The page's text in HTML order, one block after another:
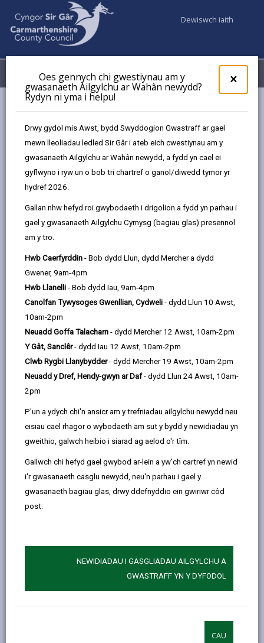
×
Oes gennych chi gwestiynau am y
gwasanaeth Ailgylchu ar Wahân newydd?
Rydyn ni yma i helpu!
Drwy gydol mis Awst, bydd Swyddogion Gwastraff ar gael
mewn lleoliadau ledled Sir Gâr i ateb eich cwestiynau am y
gwasanaeth Ailgylchu ar Wahân newydd, a fydd yn cael ei
gyflwyno i ryw un o bob tri chartref o ganol/diwedd tymor yr
hydref 2026.
Gallan nhw hefyd roi gwybodaeth i drigolion a fydd yn parhau i
gael y gwasanaeth Ailgylchu Cymysg (bagiau glas) presennol
am y tro.
Hwb Caerfyrddin - Bob dydd Llun, dydd Mercher a dydd
Gwener, 9am-4pm
Hwb Llanelli - Bob dydd Iau, 9am-4pm
Canolfan Tywysoges Gwenllian, Cydweli - dydd Llun 10 Awst,
10am-2pm
Neuadd Goffa Talacharn - dydd Mercher 12 Awst, 10am-2pm
Y Gât, Sanclêr- dydd Iau 12 Awst, 10am-2pm
Clwb Rygbi Llanybydder- dydd Mercher 19 Awst, 10am-2pm
Neuadd y Dref, Hendy-gwyn ar Daf- dydd Llun 24 Awst, 10am-
2pm
P'un a ydych chi'n ansicr am y trefniadau ailgylchu newydd neu
eisiau cael rhagor o wybodaeth am sut y bydd y newidiadau yn
gweithio, galwch heibio i siarad ag aelod o'r tîm.
Gallwch chi hefyd gael gwybod ar-lein a yw'ch cartref yn newid
i'r gwasanaeth casglu newydd, neu'n parhau i gael y
gwasanaeth bagiau glas, drwy ddefnyddio ein gwiriwr côd
post:
NEWIDIADAU I GASGLIADAU AILGYLCHU A
GWASTRAFF YN Y DYFODOL
CAU
Dewiswch iaith
Dewislen
Dŵr yfed
Diweddarwyd y dudalen ar: 31/12/2024
page
email
this
page
Facebook,
in
a
tab
this
page
X
in
new
a
tab
Mae dŵr yfed yn cynnwys y prif gyflenwad dŵr, a
hefyd gyflenwadau dŵr preifat. Cyfrifoldeb Dŵr Cymru
Welsh Water yw'r prif gyflenwad dŵr.
Rydym yn monitro ansawdd y dŵr o gyflenwadau
preifat megis:
Ffynhonnau
Tyllau turio
Nentydd
Afonydd
Gallai cyflenwad dŵr preifat wasanaethu un eiddo yn
unig, neu gallai fod yn gyflenwad mawr gyda
rhwydwaith eang o bibau sy'n cyflenwi dŵr i lawer o
eiddo. Er mwyn sicrhau bod dŵr a ddefnyddir yn y
cartref ac ar gyfer cynhyrchu bwyd o'r ansawdd uchel
angenrheidiol i amddiffyn iechyd cyhoeddus, mae'r
cynhyrchu bwyd neu ddiod. Yr un safonau yw'r rhain
ag a bennir ar gyfer y prif gyflenwad dŵr.
asesu risgiau pob cyflenwad dŵr preifat yn ein hardal